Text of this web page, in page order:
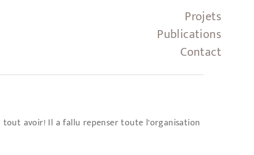
Projets
Publications
Contact
avoir! Il a fallu repenser toute l’organisation